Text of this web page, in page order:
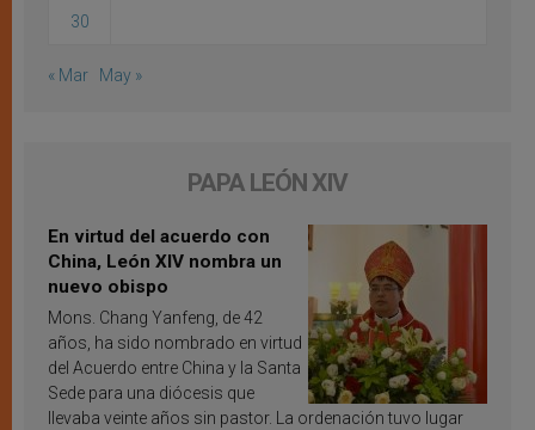
30
« Mar May »
PAPA LEÓN XIV
En virtud del acuerdo con
China, León XIV nombra un
nuevo obispo
Mons. Chang Yanfeng, de 42
años, ha sido nombrado en virtud
del Acuerdo entre China y la Santa
Sede para una diócesis que
llevaba veinte años sin pastor. La ordenación tuvo lugar